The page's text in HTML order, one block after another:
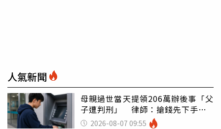
人氣新聞
母親過世當天提領206萬辦後事「父
子遭判刑」 律師：搶錢先下手是
罪 2026-08-07 09:55